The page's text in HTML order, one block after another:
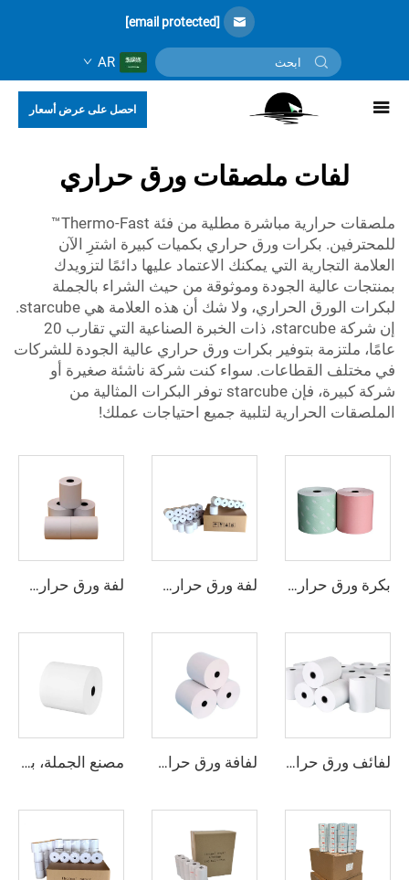
[email protected]
AR
احصل على عرض أسعار
لفات ملصقات ورق حراري
ملصقات حرارية مباشرة مطلية من فئة Thermo-Fast™
للمحترفين. بكرات ورق حراري بكميات كبيرة اشترِ الآن
العلامة التجارية التي يمكنك الاعتماد عليها دائمًا لتزويدك
بمنتجات عالية الجودة وموثوقة من حيث الشراء بالجملة
لبكرات الورق الحراري، ولا شك أن هذه العلامة هي starcube.
إن شركة starcube، ذات الخبرة الصناعية التي تقارب 20
عامًا، ملتزمة بتوفير بكرات ورق حراري عالية الجودة للشركات
في مختلف القطاعات. سواء كنت شركة ناشئة صغيرة أو
شركة كبيرة، فإن starcube توفر البكرات المثالية من
الملصقات الحرارية لتلبية جميع احتياجات عملك!
بكرة ورق حراري مباشر من المصنع، ورق إيصالات الكاشير 80 مم، 57 مم * 50 مم، للنقطة البيعية وأجهزة الصراف الآلي والمصارف لفة ورق حراري متقدمة 80*80، طباعة واضحة، مناسبة لماكينة نقاط البيع والصراف الآلي والمصارف لفة ورق حراري عالية الجودة لسجلات النقد بالجملة، تُستخدم في آلات نقاط البيع (POS) وأجهزة الصراف الآلي والبنوك، مقاس 80*50 مم
لفائف ورق حراري مقاس 57x40 مم، عالية الجودة، ومقاس 80*80 مم، من مصنّع محترف، شحن سريع لفافة ورق حراري 57*30مم 57*40مم 57×50 80×80 لأجهزة الصراف الآلي ونقاط البيع ونظام الكاشير مصنع الجملة، بكرات ورق حراري لماكينات التسجيل من لب خشب نقي 100% مقاس 57*30 مم